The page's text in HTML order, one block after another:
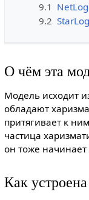
9.1
9.2
О чём эта
Модель исходит
обладают
притягивает к
частица
он тоже начинает
Как